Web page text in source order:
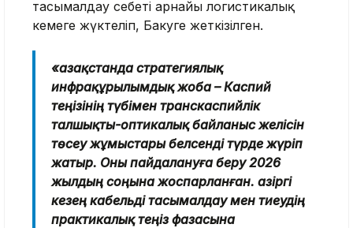
тасымалдау себеті арнайы логистикалық
кемеге жүктеліп, Бакуге жеткізілген.
«Қазақстанда стратегиялық
инфрақұрылымдық жоба – Каспий
теңізінің түбімен транскаспийлік
талшықты-оптикалық байланыс желісін
төсеу жұмыстары белсенді түрде жүріп
жатыр. Оны пайдалануға беру 2026
жылдың соңына жоспарланған. Қазіргі
кезең кабельді тасымалдау мен тиеудің
практикалық теңіз фазасына